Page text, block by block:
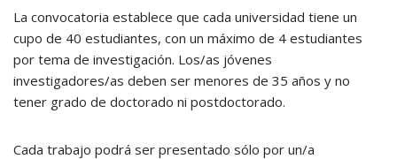
La convocatoria establece que cada universidad tiene un
cupo de 40 estudiantes, con un máximo de 4 estudiantes
por tema de investigación. Los/as jóvenes
investigadores/as deben ser menores de 35 años y no
tener grado de doctorado ni postdoctorado.
Cada trabajo podrá ser presentado sólo por un/a